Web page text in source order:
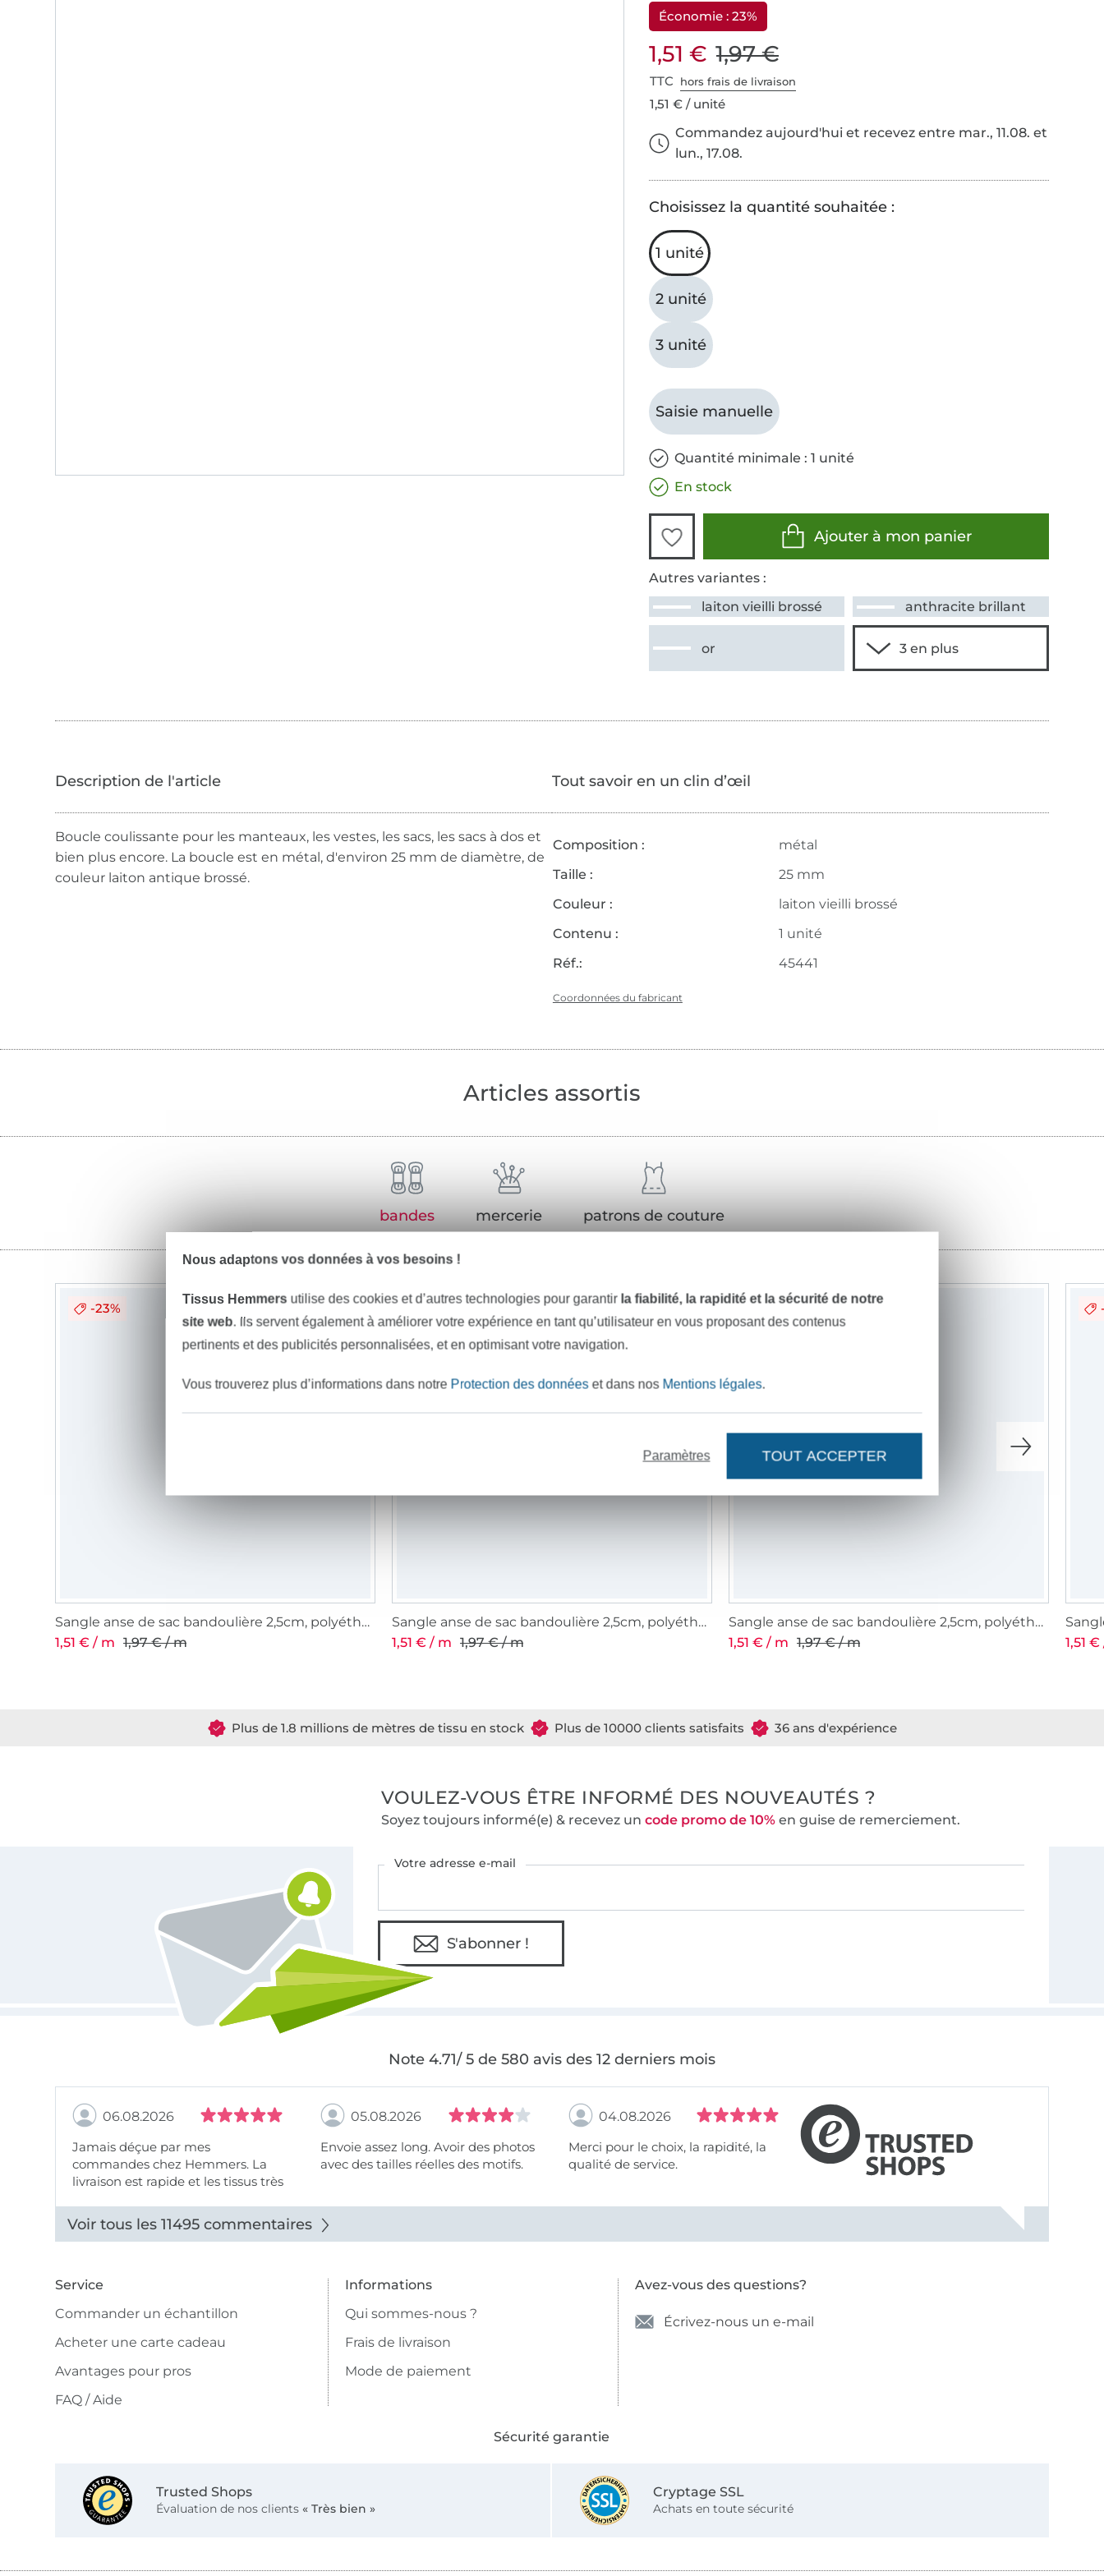
Économie : 23%
1,51 € 1,97 €
TTC hors frais de livraison
1,51 € / unité
Commandez aujourd'hui et recevez entre mar., 11.08. et
lun., 17.08.
Choisissez la quantité souhaitée :
1 unité
2 unité
3 unité
Saisie manuelle
Quantité minimale : 1 unité
En stock
Ajouter à mon panier
Autres variantes :
laiton vieilli brossé
anthracite brillant
or
Boucle coulissante pour les manteaux, les vestes, les sacs, les sacs à dos et
bien plus encore. La boucle est en métal, d'environ 25 mm de diamètre, de
couleur laiton antique brossé.
Tout savoir en un clin d’œil
Composition :
métal
Taille :
25 mm
Couleur :
laiton vieilli brossé
Contenu :
1 unité
Réf.:
45441
Coordonnées du fabricant
Articles assortis
bandes mercerie patrons de couture
-23%
Sangle anse de sac bandoulière 2,5cm, polyéthylène, rouge
1,51 € / m 1,97 € / m
-23%
Sangle anse de sac bandoulière 2,5cm, polyéthylène, rose fuchsia
1,51 € / m 1,97 € / m
-23%
Sangle anse de sac bandoulière 2,5cm, polyéthylène, rose
1,51 € / m 1,97 € / m 1,51
Plus de 1.8 millions de mètres de tissu en stock Plus de 10000 clients satisfaits 36 ans d'expérience
VOULEZ-VOUS ÊTRE INFORMÉ DES NOUVEAUTÉS ?
Soyez toujours informé(e) & recevez un code promo de 10%en guise de remerciement.
Votre adresse e-mail
S'abonner !
Note 4.71/ 5 de 580 avis des 12 derniers mois
06.08.2026
Jamais déçue par mes
commandes chez Hemmers. La
livraison est rapide et les tissus très
05.08.2026
Envoie assez long. Avoir des photos
avec des tailles réelles des motifs.
04.08.2026
Merci pour le choix, la rapidité, la
qualité de service.
Voir tous les 11495 commentaires
Service
Commander un échantillon
Acheter une carte cadeau
Avantages pour pros
FAQ / Aide
Informations
Qui sommes-nous ?
Frais de livraison
Mode de paiement
Avez-vous des questions?
Écrivez-nous un e-mail
Sécurité garantie
Trusted Shops
Évaluation de nos clients « Très bien »
Cryptage SSL
Achats en toute sécurité
Nous adaptons vos données à vos besoins !
Tissus Hemmers utilise des cookies et d’autres technologies pour garantir la fiabilité, la rapidité et la sécurité de notre
site web. Ils servent également à améliorer votre expérience en tant qu’utilisateur en vous proposant des contenus
pertinents et des publicités personnalisées, et en optimisant votre navigation.
Vous trouverez plus d’informations dans notre Protection des donnéeset dans nos Mentions légales.
Paramètres TOUT ACCEPTER